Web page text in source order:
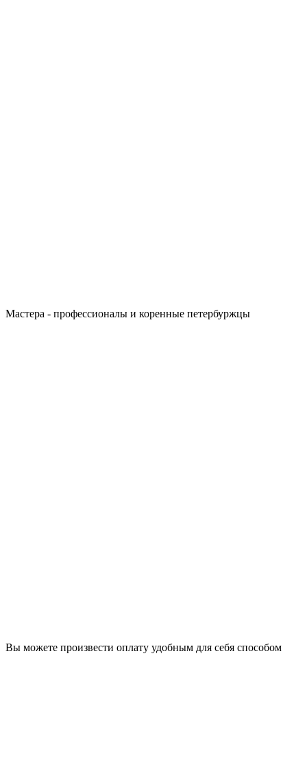
Мастера - профессионалы и коренные петербуржцы
Вы можете произвести оплату удобным для себя способом